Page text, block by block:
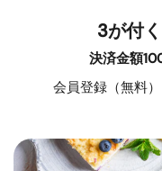
3が付
決済金額
会員登録（無料